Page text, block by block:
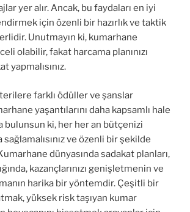
yer alır. Ancak, bu faydaları en iyi
için özenli bir hazırlık ve taktik
Unutmayın ki, kumarhane
olabilir, fakat harcama planınızı
yapmalısınız.
farklı ödüller ve şanslar
yaşantılarını daha kapsamlı hale
bulunsun ki, her her an bütçenizi
ve özenli bir şekilde
dünyasında sadakat planları,
kazançlarınızı genişletmenin ve
harika bir yöntemdir. Çeşitli bir
yüksek risk taşıyan kumar